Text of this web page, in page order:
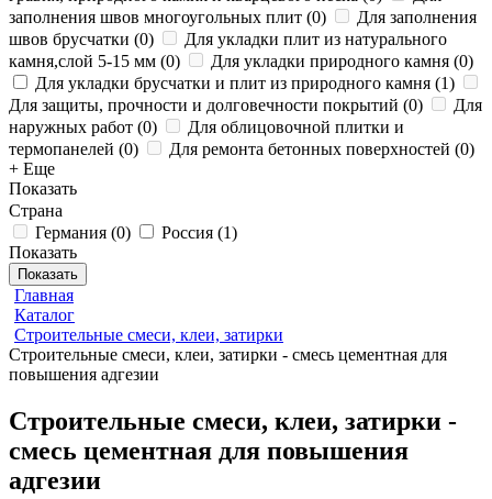
заполнения швов многоугольных плит (0)
Для заполнения
швов брусчатки (0)
Для укладки плит из натурального
камня,слой 5-15 мм (0) Для укладки природного камня (0)
Для укладки брусчатки и плит из природного камня (1)
Для защиты, прочности и долговечности покрытий (0)
Для
наружных работ (0)
Для облицовочной плитки и
термопанелей (0) Для ремонта бетонных поверхностей (0)
+ Еще
Показать
Страна
Германия (0) Россия (1)
Показать
Показать
Главная
Каталог
Строительные смеси, клеи, затирки
Строительные смеси, клеи, затирки - смесь цементная для
повышения адгезии
Строительные смеси, клеи, затирки -
смесь цементная для повышения
адгезии